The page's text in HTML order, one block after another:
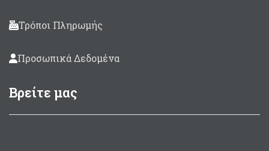
Τρόποι Πληρωμής
Προσωπικά Δεδομένα
Βρείτε μας